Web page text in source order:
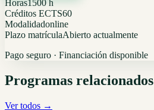
Horas1500 h
Créditos ECTS60
Modalidadonline
Plazo matrículaAbierto actualmente
Pago seguro · Financiación disponible
Programas relacionados
Ver todos →